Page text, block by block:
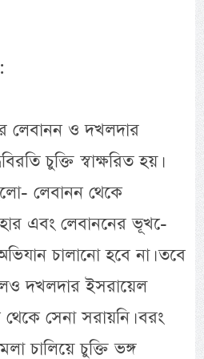
লেবানন ও দখলদার
চুক্তি স্বাক্ষরিত হয়।
লেবানন থেকে
এবং লেবাননের ভূখ-ে
চালানো হবে না। তবে
দখলদার ইসরায়েল
সেনা সরায়নি। বরং
চালিয়ে চুক্তি ভঙ্গ